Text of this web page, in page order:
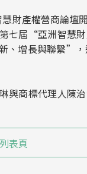
財產權營商論壇
七屆“亞洲智慧
、增長與聯繫”
與商標代理人陳
表頁